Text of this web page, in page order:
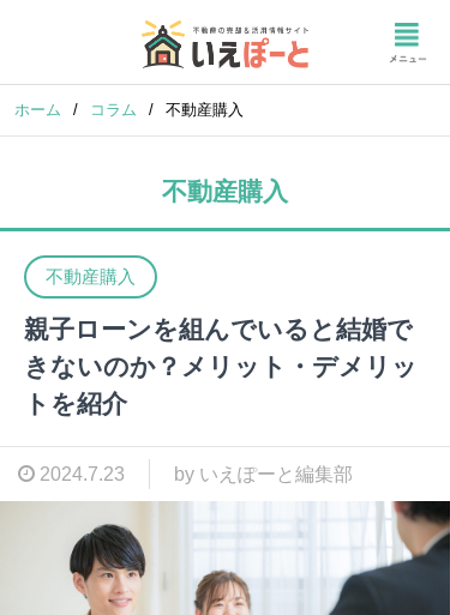
ホーム / コラム / 不動産購入
不動産購入
不動産購入
親子ローンを組んでいると結婚で
きないのか？メリット・デメリッ
トを紹介
2024.7.23 by いえぽーと編集部